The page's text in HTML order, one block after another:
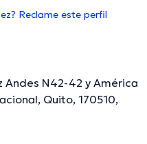
Reclame este perfil
Andes N42-42 y América
Quito, 170510,